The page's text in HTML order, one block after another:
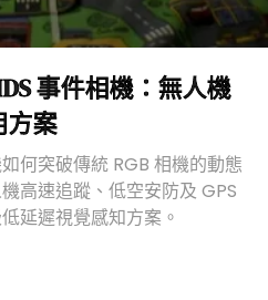
事件相機：無人機
方案
何突破傳統 RGB 相機的動態
高速追蹤、低空安防及 GPS
延遲視覺感知方案。